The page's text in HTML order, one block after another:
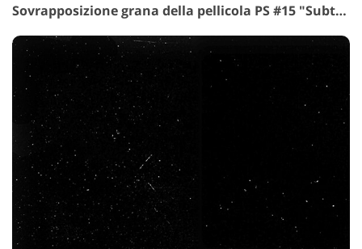
Sovrapposizione grana della pellicola PS #15 "Subtle Luminosity"